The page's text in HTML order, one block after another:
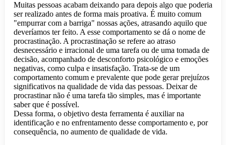
Muitas pessoas acabam deixando para depois algo que poderia
ser realizado antes de forma mais proativa. É muito comum
"empurrar com a barriga" nossas ações, atrasando aquilo que
deveríamos ter feito. A esse comportamento se dá o nome de
procrastinação. A procrastinação se refere ao atraso
desnecessário e irracional de uma tarefa ou de uma tomada de
decisão, acompanhado de desconforto psicológico e emoções
negativas, como culpa e insatisfação. Trata-se de um
comportamento comum e prevalente que pode gerar prejuízos
significativos na qualidade de vida das pessoas. Deixar de
procrastinar não é uma tarefa tão simples, mas é importante
saber que é possível.
Dessa forma, o objetivo desta ferramenta é auxiliar na
identificação e no enfrentamento desse comportamento e, por
consequência, no aumento de qualidade de vida.